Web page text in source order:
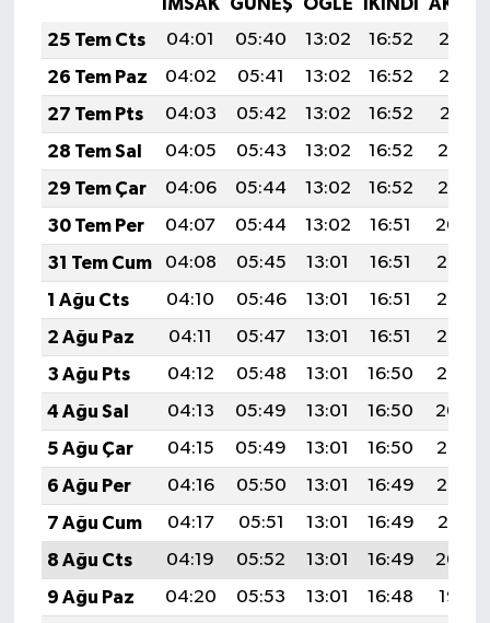
25 Tem Cts
04:01 05:40 13:02 16:52
20:13
26 Tem Paz
04:02 05:41 13:02 16:52
20:12
27 Tem Pts
04:03 05:42 13:02 16:52
20:11
28 Tem Sal
04:05 05:43 13:02 16:52
20:10
29 Tem Çar
04:06 05:44 13:02 16:52
20:10
30 Tem Per
04:07 05:44 13:02 16:51
20:09
31 Tem Cum
04:08 05:45 13:01 16:51
20:08
1 Ağu Cts
04:10 05:46 13:01 16:51
20:07
2 Ağu Paz
04:11 05:47 13:01 16:51
20:06
3 Ağu Pts
04:12 05:48 13:01 16:50
20:05
4 Ağu Sal
04:13 05:49 13:01 16:50
20:04
5 Ağu Çar
04:15 05:49 13:01 16:50
20:03
6 Ağu Per
04:16 05:50 13:01 16:49
20:02
7 Ağu Cum
04:17 05:51 13:01 16:49
20:01
8 Ağu Cts
04:19 05:52 13:01 16:49
20:00
9 Ağu Paz
04:20 05:53 13:01 16:48
19:58